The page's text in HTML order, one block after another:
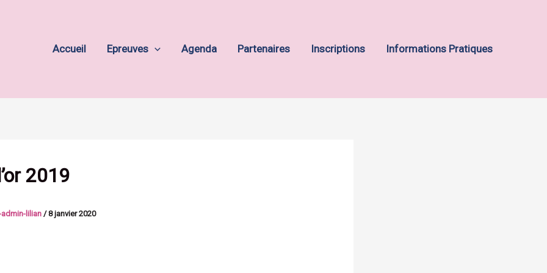
Accueil
Epreuves Agenda Partenaires Inscriptions Informations Pratiques
2019
lilian/8 janvier 2020